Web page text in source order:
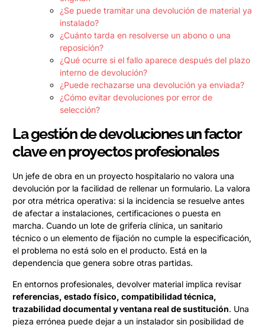
¿Se puede tramitar una devolución de material ya
instalado?
¿Cuánto tarda en resolverse un abono o una
reposición?
¿Qué ocurre si el fallo aparece después del plazo
interno de devolución?
¿Puede rechazarse una devolución ya enviada?
¿Cómo evitar devoluciones por error de
selección?
La gestión de devoluciones un factor
clave en proyectos profesionales
Un jefe de obra en un proyecto hospitalario no valora una
devolución por la facilidad de rellenar un formulario. La valora
por otra métrica operativa: si la incidencia se resuelve antes
de afectar a instalaciones, certificaciones o puesta en
marcha. Cuando un lote de grifería clínica, un sanitario
técnico o un elemento de fijación no cumple la especificación,
el problema no está solo en el producto. Está en la
dependencia que genera sobre otras partidas.
En entornos profesionales, devolver material implica revisar
referencias, estado físico, compatibilidad técnica,
trazabilidad documental y ventana real de sustitución. Una
pieza errónea puede dejar a un instalador sin posibilidad de